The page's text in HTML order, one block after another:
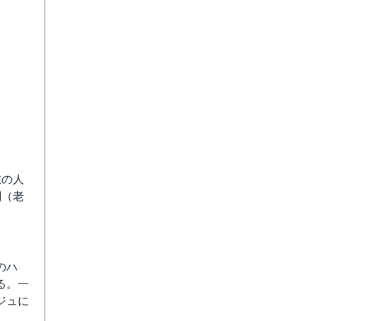
人
老
ハ
。一
ュに